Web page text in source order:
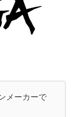
メーカーで